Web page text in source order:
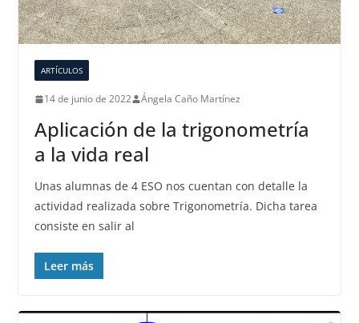
ARTÍCULOS
14 de junio de 2022 Ángela Caño Martínez
Aplicación de la trigonometría
a la vida real
Unas alumnas de 4 ESO nos cuentan con detalle la
actividad realizada sobre Trigonometría. Dicha tarea
consiste en salir al
Leer más